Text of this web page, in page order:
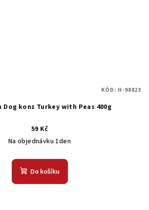
Dog konz Turkey with Peas 400g
59 Kč
Na objednávku 1den
Do košíku
KÓD: H-98823